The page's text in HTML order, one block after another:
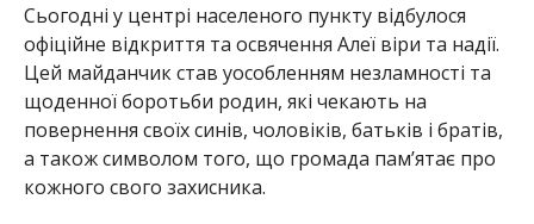
Сьогодні у центрі населеного пункту відбулося
офіційне відкриття та освячення Алеї віри та надії.
Цей майданчик став уособленням незламності та
щоденної боротьби родин, які чекають на
повернення своїх синів, чоловіків, батьків і братів,
а також символом того, що громада пам’ятає про
кожного свого захисника.